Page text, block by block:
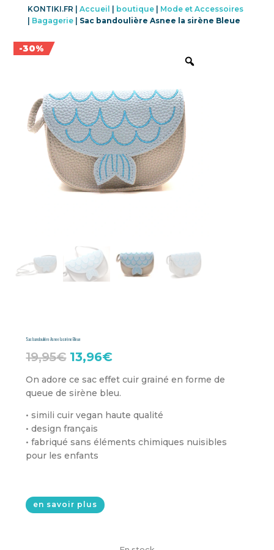
KONTIKI.FR | Accueil boutique| Mode et Accessoires
Bagagerie| Sac bandoulière Asnee la sirène Bleue
-30%
Sac bandoulière Asnee la sirène Bleue
19,95€ Le
prix
initial
était :
19,95€.
13,96€Le
prix
actuel
est :
13,96€.
On adore ce sac effet cuir grainé en forme de
queue de sirène bleu.
• simili cuir vegan haute qualité
• design français
• fabriqué sans éléments chimiques nuisibles
pour les enfants
en savoir plus